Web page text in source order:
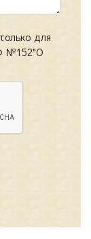
для
№152"О